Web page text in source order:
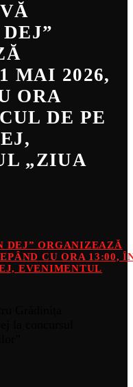
MAI 2026,
ORA
DE PE
„ZIUA
DEJ” ORGANIZEAZĂ
CU ORA 13:00,
EVENIMENTUL